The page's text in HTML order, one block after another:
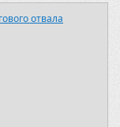
отвала